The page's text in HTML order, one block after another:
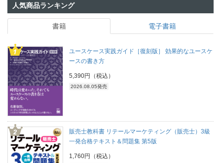
人気商品ランキング
書籍 電子書籍
ユースケース実践ガイド［復刻版］ 効果的なユースケ
ースの書き方
5,390円（税込）
2026.08.05発売
販売士教科書 リテールマーケティング（販売士）3級
一発合格テキスト＆問題集 第5版
1,760円（税込）